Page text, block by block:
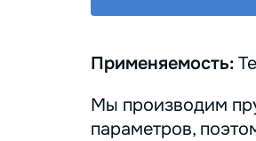
Применяемость:
Мы производим
параметров,